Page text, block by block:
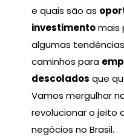
e quais são as
investimentomais
algumas
caminhos para
descolados que
Vamos mergulhar
revolucionar o jeito
negócios no Brasil.